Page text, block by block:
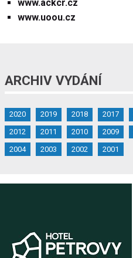
www.ackcr.cz
www.uoou.cz
ARCHIV VYDÁNÍ
2020 2019 2018 2017
2012
2011 2010 2009
2004
2003 2002 2001